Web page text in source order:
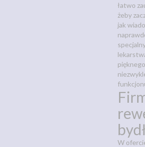
łatwo
żeby
jak
W